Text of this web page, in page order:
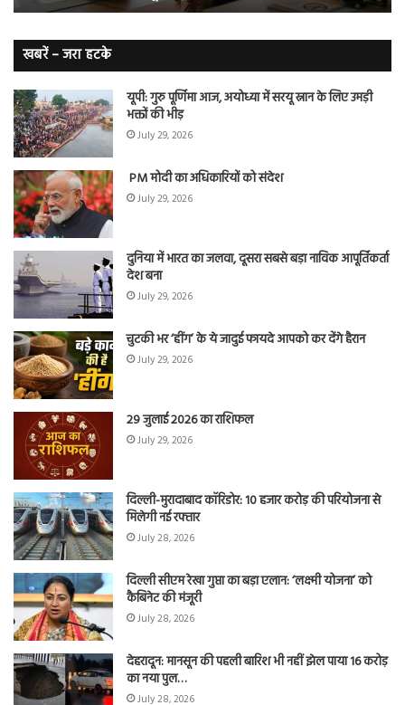
बढ़ी
वह
खबरें – जरा हटके
यूपी: गुरु पूर्णिमा आज, अयोध्या में सरयू स्नान के लिए उमड़ी
भक्तों की भीड़
July 29, 2026
PM मोदी का अधिकारियों को संदेश
July 29, 2026
दुनिया में भारत का जलवा, दूसरा सबसे बड़ा नाविक आपूर्तिकर्ता
देश बना
July 29, 2026
चुटकी भर ‘हींग’ के ये जादुई फायदे आपको कर देंगे हैरान
July 29, 2026
29 जुलाई 2026 का राशिफल
July 29, 2026
दिल्ली-मुरादाबाद कॉरिडोर: 10 हजार करोड़ की परियोजना से
मिलेगी नई रफ्तार
July 28, 2026
दिल्ली सीएम रेखा गुप्ता का बड़ा एलान: ‘लक्ष्मी योजना’ को
कैबिनेट की मंजूरी
July 28, 2026
देहरादून: मानसून की पहली बारिश भी नहीं झेल पाया 16 करोड़
का नया पुल…
July 28, 2026